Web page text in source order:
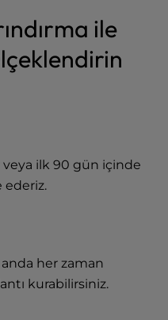
ile
ilk 90 gün içinde
ederiz.
her zaman
kurabilirsiniz.